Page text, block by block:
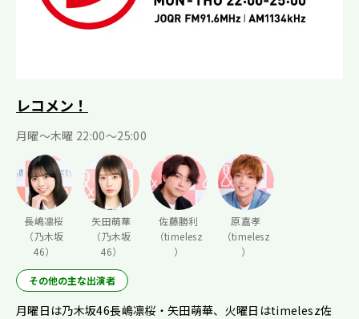
レコメン！
月曜〜木曜 22:00〜25:00
長嶋凛桜
（乃木坂
46）
矢田萌華
（乃木坂
46）
佐藤勝利
（timelesz
）
原嘉孝
（timelesz
）
その他の主な出演者
月曜日は乃木坂46長嶋凛桜・矢田萌華、火曜日はtimelesz佐